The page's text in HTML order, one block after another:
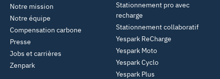
Notre mission
Notre équipe
Compensation carbone
Presse
Jobs et carrières
Zenpark
Stationnement pro avec
recharge
Stationnement collaboratif
Yespark ReCharge
Yespark Moto
Yespark Cyclo
Yespark Plus